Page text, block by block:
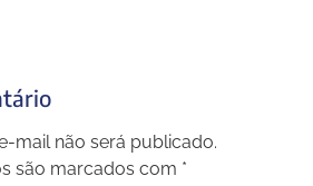
mail não será publicado.
são marcados com *